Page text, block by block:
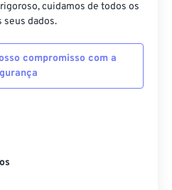
cuidamos de todos os
seus dados.
compromisso com a